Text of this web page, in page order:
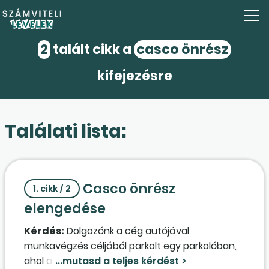
2 talált cikk a casco önrész
kifejezésre
Találati lista:
1. cikk / 2
Casco önrész
elengedése
Kérdés: Dolgozónk a cég autójával
munkavégzés céljából parkolt egy parkolóban,
ahol a munkavégzés ideje alatt az autó oldala